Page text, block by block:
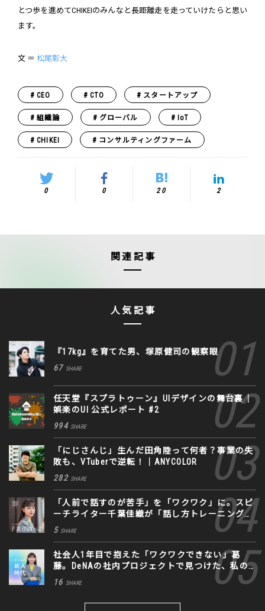
とつ歩を進めてCHIKEIのみんなと長距離走を走っていけたらと思い
ます。
文 ＝ 松尾彰大
CEO CTO スタートアップ
組織論 グローバル IoT
CHIKEI コンサルティングファーム
0 0 20 2
関連記事
人気記事
『17kg』を育てた男、塚原健司の観察眼
67 SHARE
任天堂『スプラトゥーン』UIデザインの舞台裏｜
娯楽のUI 公式レポート #2
994 SHARE
「にじさんじ」生んだ田角陸って何者？事業の失
敗も、VTuberで逆転！｜ANYCOLOR
282 SHARE
「人前で話すのが苦手」を「ワクワク」に。スピ
ーチライター千葉佳織が「話し方トレーニング」
に込めた思い
5 SHARE
社会人1年目で抱えた「ワクワクできない」葛
藤。DeNAの社内プロジェクトで見つけた、私の
生きる道
16 SHARE